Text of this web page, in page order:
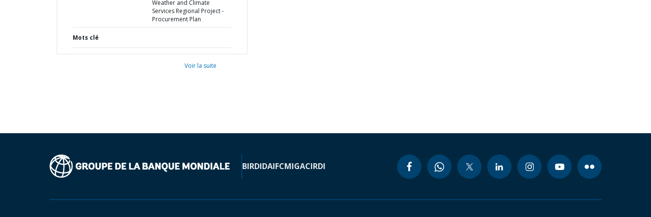
Weather and Climate
Services Regional Project -
Procurement Plan
Mots clé
Voir la suite
BIRDIDAIFCMIGACIRDI